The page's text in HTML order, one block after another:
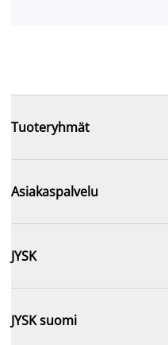
Tuoteryhmät
Asiakaspalvelu
JYSK
JYSK suomi